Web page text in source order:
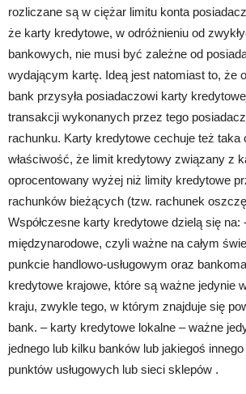
rozliczane są w ciężar limitu konta
że karty kredytowe, w odróżnieniu od
bankowych, nie musi być zależne od
wydającym kartę. Ideą jest natomiast to, że
bank przysyła posiadaczowi karty
transakcji wykonanych przez tego
rachunku. Karty kredytowe cechuje też taka
właściwość, że limit kredytowy związany z
oprocentowany wyżej niż limity kredytowe
rachunków bieżących (tzw. rachunek
Współczesne karty kredytowe dzielą się na:
międzynarodowe, czyli ważne na całym
punkcie handlowo-usługowym oraz
kredytowe krajowe, które są ważne jedynie
kraju, zwykle tego, w którym znajduje się
bank. – karty kredytowe lokalne – ważne
jednego lub kilku banków lub jakiegoś
punktów usługowych lub sieci sklepów .